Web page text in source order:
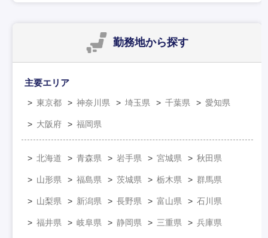
勤務地から探す
主要エリア
東京都 神奈川県 埼玉県 千葉県 愛知県
大阪府 福岡県
北海道 青森県 岩手県 宮城県 秋田県
山形県 福島県 茨城県 栃木県 群馬県
山梨県 新潟県 長野県 富山県 石川県
福井県 岐阜県 静岡県 三重県 兵庫県